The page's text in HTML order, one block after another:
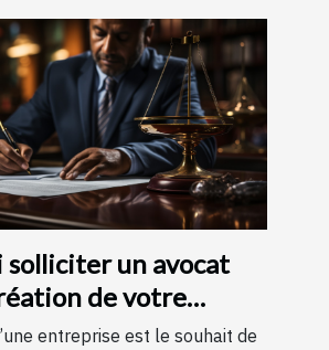
solliciter un avocat
de votre
? entreprise est le souhait de